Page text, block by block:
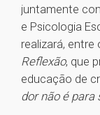
juntamente
e Psicologia
realizará, entre
Reflexão, que
educação de
dor não é para